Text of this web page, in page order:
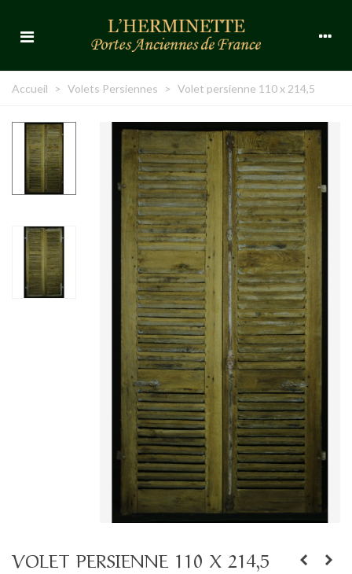
Accueil > Volets Persiennes > Volet persienne 110 x 214,5
VOLET PERSIENNE 110 X 214,5